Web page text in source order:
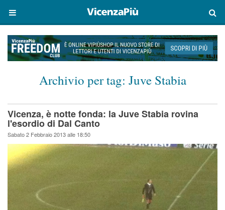
Archivio per tag: Juve Stabia
Vicenza, è notte fonda: la Juve Stabia rovina
l'esordio di Dal Canto
Sabato 2 Febbraio 2013 alle 18:50